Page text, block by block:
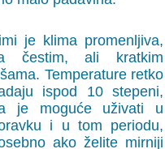
je klima promenljiva,
čestim, ali kratkim
Temperature retko
ispod 10 stepeni,
je moguće uživati u
i u tom periodu,
ako želite mirniji